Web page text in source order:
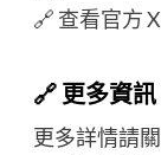
🔗 查看官方
🔗 更多資訊
更多詳情請